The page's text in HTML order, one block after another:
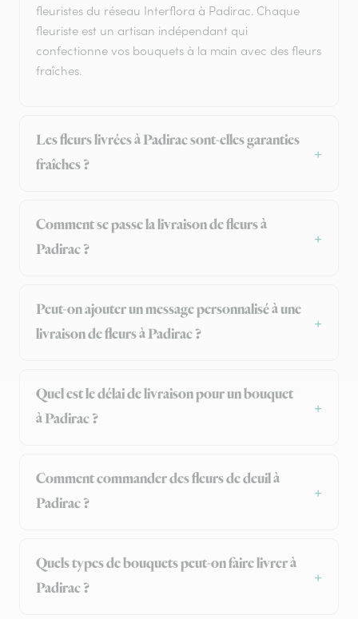
fleuristes du réseau Interflora à Padirac. Chaque
fleuriste est un artisan indépendant qui
confectionne vos bouquets à la main avec des fleurs
fraîches.
Les fleurs livrées à Padirac sont-elles garanties
fraîches ?
Comment se passe la livraison de fleurs à
Padirac ?
Peut-on ajouter un message personnalisé à une
livraison de fleurs à Padirac ?
Quel est le délai de livraison pour un bouquet
à Padirac ?
Comment commander des fleurs de deuil à
Padirac ?
Quels types de bouquets peut-on faire livrer à
Padirac ?